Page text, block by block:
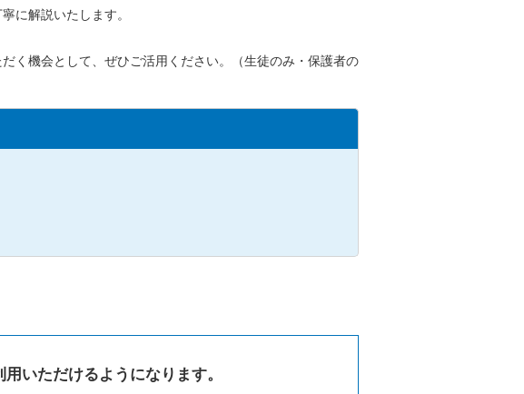
に解説いたします。
く機会として、ぜひご活用ください。（生徒のみ・保護者の
いただけるようになります。